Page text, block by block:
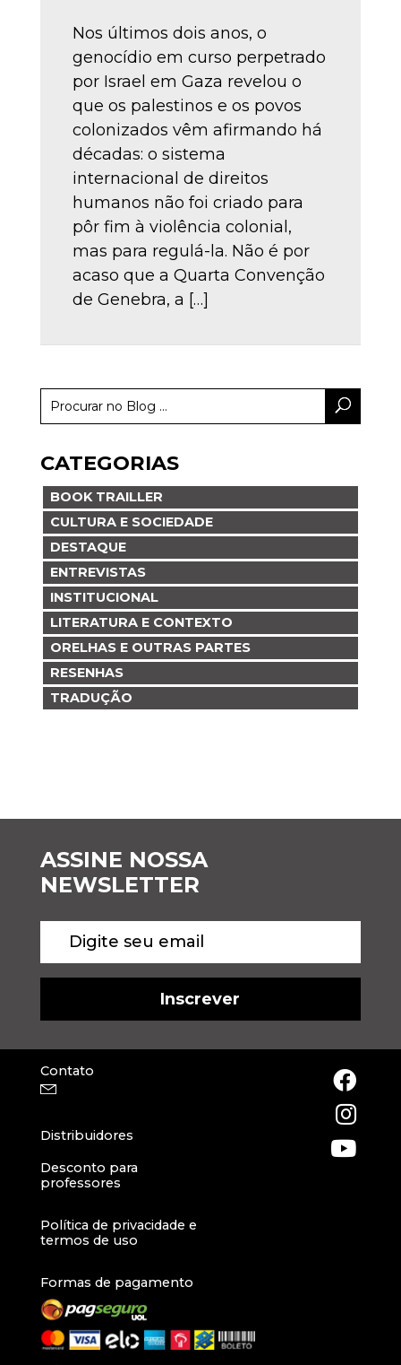
Nos últimos dois anos, o
genocídio em curso perpetrado
por Israel em Gaza revelou o
que os palestinos e os povos
colonizados vêm afirmando há
décadas: o sistema
internacional de direitos
humanos não foi criado para
pôr fim à violência colonial,
mas para regulá-la. Não é por
acaso que a Quarta Convenção
de Genebra, a […]
CATEGORIAS
BOOK TRAILLER
CULTURA E SOCIEDADE
DESTAQUE
ENTREVISTAS
INSTITUCIONAL
LITERATURA E CONTEXTO
ORELHAS E OUTRAS PARTES
RESENHAS
TRADUÇÃO
ASSINE NOSSA
NEWSLETTER
Contato
Distribuidores
Desconto para
professores
Política de privacidade e
termos de uso
Formas de pagamento